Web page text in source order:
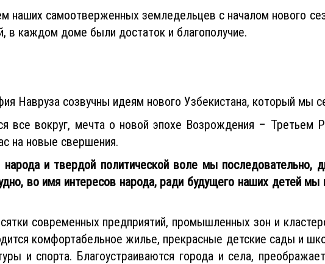
наших самоотверженных земледельцев с началом нового
в каждом доме были достаток и благополучие.
Навруза созвучны идеям нового Узбекистана, который мы
все вокруг, мечта о новой эпохе Возрождения – Третьем
на новые свершения.
и твердой политической воле мы последовательно,
во имя интересов народа, ради будущего наших детей мы
современных предприятий, промышленных зон и
комфортабельное жилье, прекрасные детские сады и
и спорта. Благоустраиваются города и села,